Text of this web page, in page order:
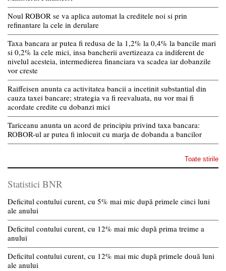
Noul ROBOR se va aplica automat la creditele noi si prin
refinantare la cele in derulare
Taxa bancara ar putea fi redusa de la 1,2% la 0,4% la bancile mari
si 0,2% la cele mici, insa bancherii avertizeaza ca indiferent de
nivelul acesteia, intermedierea financiara va scadea iar dobanzile
vor creste
Raiffeisen anunta ca activitatea bancii a incetinit substantial din
cauza taxei bancare; strategia va fi reevaluata, nu vor mai fi
acordate credite cu dobanzi mici
Tariceanu anunta un acord de principiu privind taxa bancara:
ROBOR-ul ar putea fi inlocuit cu marja de dobanda a bancilor
Toate stirile
Statistici BNR
Deficitul contului curent, cu 5% mai mic după primele cinci luni
ale anului
Deficitul contului curent, cu 12% mai mic după prima treime a
anului
Deficitul contului curent, cu 12% mai mic după primele două luni
ale anului